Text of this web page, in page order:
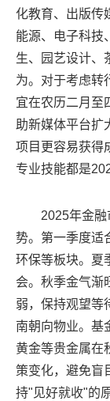
化教育、出版传
能源、电子科技
生、园艺设计、
为。对于考虑转
宜在农历二月至
助新媒体平台扩
项目更容易获得
专业技能都是
2025年金
势。第一季度适
环保等板块。夏
会。秋季金气渐
弱，保持观望等
南朝向物业。基
黄金等贵金属在
策变化，避免盲
持"见好就收"的